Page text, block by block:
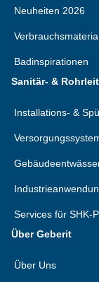
Neuheiten 2026
Badinspirationen
Sanitär- &
Installations- &
Services für SHK-
Über Geberit
Über Uns